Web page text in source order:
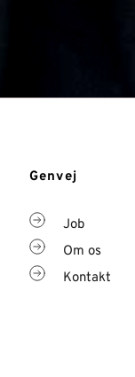
Genvej
Job
Om os
Kontakt